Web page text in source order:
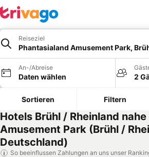
Reiseziel
Phantasialand Amusement Park,
An-/Abreise
Daten wählen 2
Sortieren Filtern
Hotels Brühl / Rheinland
Amusement Park (Brühl /
Deutschland)
So beeinflussen Zahlungen an uns unser